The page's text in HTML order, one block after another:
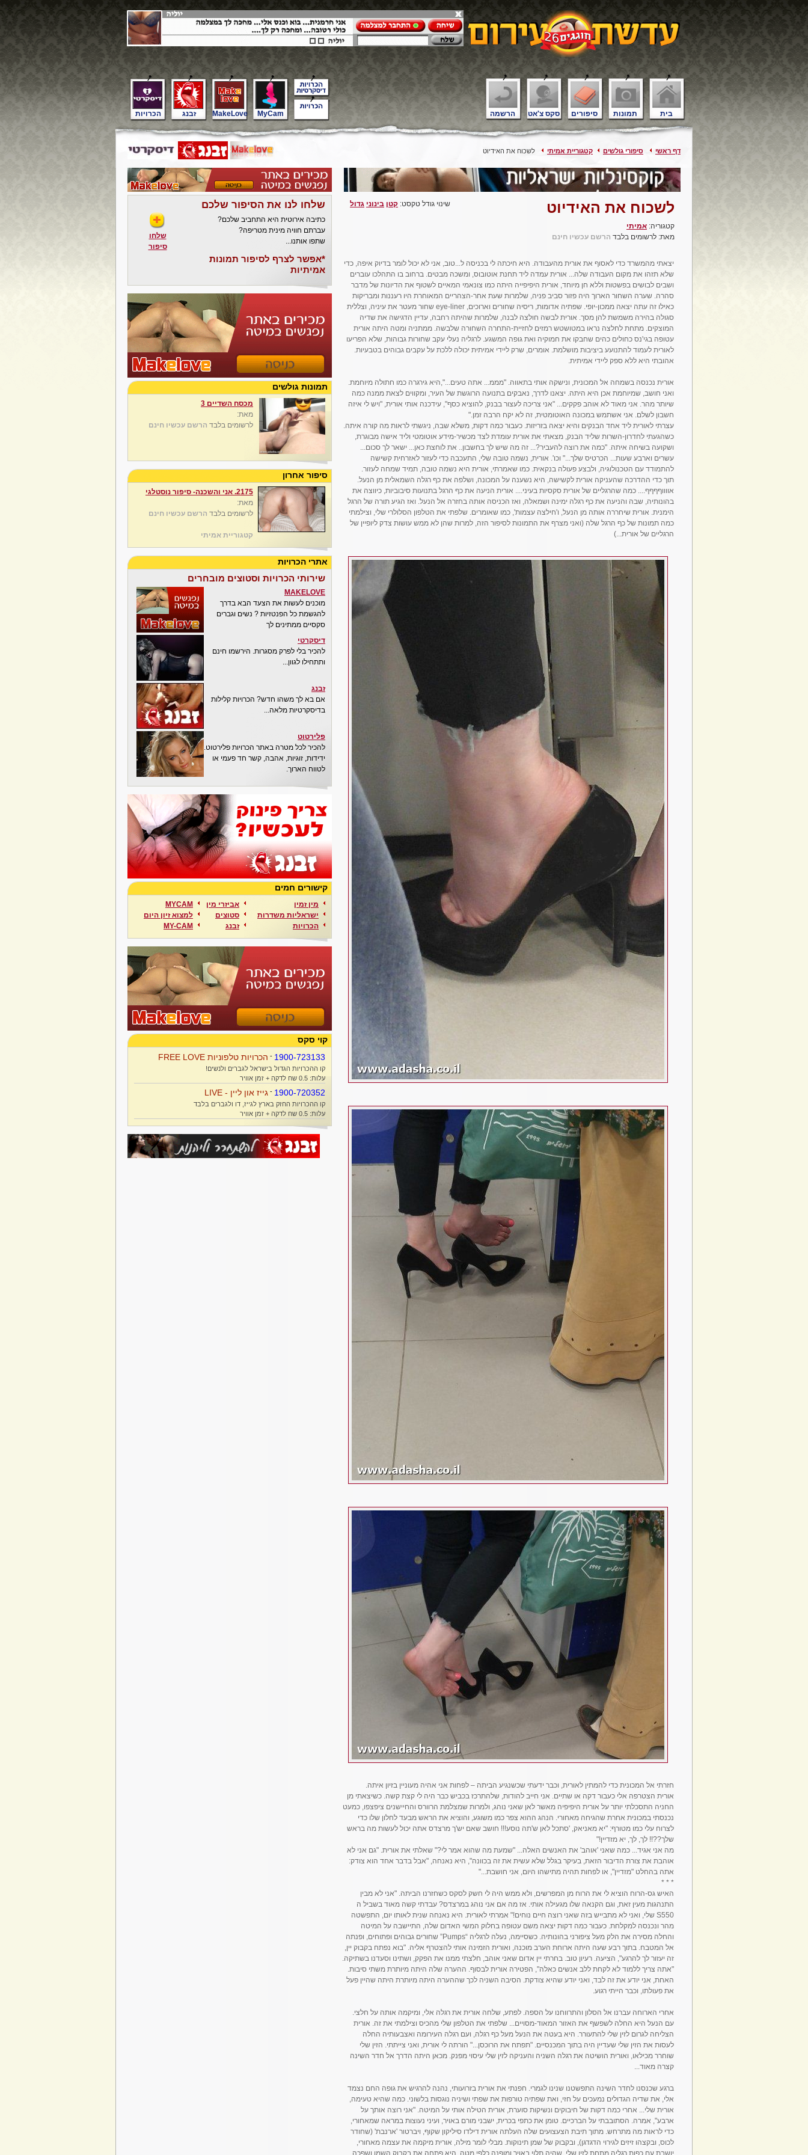
בית תמונות סיפורים סקס צ'אט הרשמה הכרויות זבנג MakeLove MyCam
דף ראשי סיפורי גולשים קטגוריית אמיתי לשכוח את האידיוט
לשכוח את האידיוט
קטגוריה: אמיתי
מאת: לרשומים בלבד הרשם עכשיו חינם
שינוי גודל טקסט: קטן בינוני גדול
יצאתי מהמשרד כדי לאסוף את אורית מהעבודה. היא חיכתה לי בכניסה ל...טוב, אני לא יכול לומר בדיוק איפה, כדי
שלא תזהו את מקום העבודה שלה... אורית עמדה ליד תחנת אוטובוס, ומשכה מבטים. ברחוב בו התהלכו עוברים
ושבים לבושים בפשטות וללא חן מיוחד, אורית היפיפייה היתה כמו צונאמי המאיים לשטוף את הדיונות של מדבר
סהרה. שערה השחור הארוך היה פזור סביב פניה, שלמרות שעת אחר-הצהריים המאוחרת היו רעננות ומבריקות
כאילו זה עתה יצאה ממכון-יופי. שפתיה אדומות, ריסיה שחורים וארוכים, eye-liner שחור מעטר את עיניה, וצללית
סגולה בהירה משמשת להן מסך. אורית לבשה חולצה לבנה, שלמרות שהיתה רחבה, עדיין הדגישה את שדיה
המוצקים. מתחת לחלצה נראו במטושטש רמזים לחזיית-התחרה השחורה שלבשה. ממתניה ומטה היתה אורית
עטופה בגי'נס כחולים כהים שחבקו את חמוקיה ואת גופה המשגע. לרגליה נעלי עקב שחורות גבוהות, שלא הפריעו
לאורית לעמוד להתנועע ביציבות מושלמת. אומרים, שרק ליידי אמיתית יכולה ללכת על עקבים גבוהים בטבעיות.
אהובתי היא ללא ספק ליידי אמיתית.
אורית נכנסה בשמחה אל המכונית, ונישקה אותי בתאווה. "מממ... אתה טעים...",היא גירגרה כמו חתולה מיוחמת.
ואני חושב, שמיוחמת אכן היא היתה. יצאנו לדרך, נאבקים בתנועה הרוגשת של העיר, ומקווים לצאת ממנה כמה
שיותר מהר. אני מאוד לא אוהב פקקים... "אני צריכה לעצור בבנק, להוציא כסף", עידכנה אותי אורית, "ויש לי איזה
חשבון לשלם. אני אשתמש במכונה האוטומטית, זה לא יקח הרבה זמן."
עצרתי לאורית ליד אחד הבנקים והיא יצאה בזריזות. כעבור כמה דקות, משלא שבה, ניגשתי לראות מה קורה איתה.
כשהגעתי לחדרון-השרות שליד הבנק, מצאתי את אורית עומדת לצד מכשיר-מידע אוטומטי וליד אישה מבוגרת,
ושקועה בשיחה איתה. "כמה את רוצה להעביר?... זה מה שיש לך בחשבון.. את לוחצת כאן... ישאר לך סכום...
עשרים וארבע שעות... הכרטיס שלך..." וכו'. אורית, נשמה טובה שלי, התעכבה כדי לעזור לאזרחית קשישה
להתמודד עם הטכנולוגיה, ולבצע פעולה בנקאית. כמו שאמרתי, אורית היא נשמה טובה, תמיד שמחה לעזור.
תוך כדי ההדרכה שהעניקה אורית לקשישה, היא נשענה על המכונה, ושלפה את כף רגלה השמאלית מן הנעל.
אווווףףףף.... כמה שהרגליים של אורית סקסיות בעיני.... אורית הניעה את כף הרגל בתנועות סיבוביות, כיווצה את
בהונותיה, שבה והניעה את כף רגלה ימינה ושמאלה, ואז הכניסה אותה בחזרה אל הנעל. ואז הגיע תורה של הרגל
הימנית. אורית שיחררה אותה מן הנעל, ו'חילצה עצמות', כמו שאומרים. שלפתי את הטלפון הסלולרי שלי, וצילמתי
כמה תמונות של כף הרגל שלה (ואני מצרף את התמונות לסיפור הזה, למרות שהן לא ממש עושות צדק ליופיין של
הרגליים של אורית...)
חזרתי אל המכונית כדי להמתין לאורית, וכבר ידעתי שכשנגיע הביתה – לפחות אני אהיה מעוניין בזיון איתה.
אורית הצטרפה אלי כעבור דקה או שתיים. אני חייב להודות, שלהתרכז בכביש כבר היה לי קצת קשה. כשיצאתי מן
החניה התסכלתי יותר על אורית היפיפיה מאשר לאן שאני נוהג, ולמרות שמצלמת הרוורס והחיישנים ציפצפו, כמעט
נכנסתי במכונית אחרת שהגיחה מאחורי. הנהג ההוא צפר כמו משוגע, והוציא את הראש מבעד לחלון שלו כדי
לצרוח עלי כמו מטורף: "יא מאניאק, 'סתכל לאן ש'תה נוסע!!! חושב שאם יש'ך מרצדס אתה יכול לעשות מה בראש
שלך??!! לך, לך, יא מזדיין!"
מה אני אגיד... כמה שאני 'אוהב' את האנשים האלה... "שמעת מה שהוא אמר לי?" שאלתי את אורית. "גם אני לא
אוהבת את צורת הדיבור הזאת, בעיקר בגלל שלא עשית את זה בכוונה", היא נאנחה, "אבל בדבר אחד הוא צודק:
אתה בהחלט "מזדיין", או לפחות תהיה מתישהו היום, אני חושבת..."
* * *
האיש גס-הרוח הוציא לי את הרוח מן המפרשים, ולא ממש היה לי חשק לסקס כשחזרנו הביתה. "אני לא מבין
התנהגות מעין זאת, וגם הקנאה שלו מגעילה אותי. אז מה אם אני נוהג במרצדס? עבדתי קשה מאוד בשביל ה
S550 שלי, ואני לא מתבייש בזה שאני רוצה חיים נוחים!" אמרתי לאורית. היא נאנחה שנית לאותו יום, התפשטה
מהר ונכנסה למקלחת. כעבור כמה דקות יצאה משם עטופה בחלוק המשי האדום שלה, התיישבה על המיטה
והחלה מסירה את הלק מעל ציפורני בהונותיה. כשסיימה, נעלה לרגליה “Pumps” שחורים גבוהים ופתוחים, ופנתה
אל המטבח. בתוך רבע שעה היתה ארוחת הערב מוכנה, ואורית הזמינה אותי להצטרף אליה. "בוא נפתח בקבוק יין,
זה יעזור לך להרגע", הציעה. רעיון טוב. בחרתי יין אדום שאני אוהב, חלצתי ממנו את הפקק, ושתינו וסעדנו בשתיקה.
"אתה צריך ללמוד לא לקחת ללב אנשים כאלה", הפטירה אורית לבסוף. ההערה שלה היתה מיותרת משתי סיבות.
האחת, אני יודע את זה לבד, ואני יודע שהיא צודקת. הסיבה השניה לכך שההערה היתה מיותרת היתה שהיין פעל
את פעולתו, וכבר הייתי רגוע.
אחרי הארוחה עברנו אל הסלון והתרווחנו על הספה. לפתע, שלחה אורית את רגלה אלי, ומיקמה אותה על חלצי.
עם הנעל היא החלה לשפשף את האזור המאוד-מסויים... שלפתי את הטלפון שלי מהכיס וצילמתי את זה. אורית
הצליחה לגרום לזין שלי להתעורר. היא בעטה את הנעל מעל כף רגלה, ועם רגלה העירומה ואצבעותיה החלה
לעסות את הזין שלי שעדיין היה בתוך המכנסיים. "תפתח את הרוכסן..." הורתה לי אורית, ואני צייתתי. הזין שלי
שוחרר מכילאו, ואורית הושיטה את רגלה השניה והעניקה לזין שלי עיסוי מפנק. מכאן היתה הדרך אל חדר השינה
קצרה מאוד...
ברגע שכנסנו לחדר השינה התפשטנו שנינו לגמרי. חפנתי את אורית בזרועותי, נהנה להרגיש את גופה החם נצמד
אלי, את שדיה הגדולים נמעכים על חזי, ואת שפתיה טורפות את שפתי ושיניה נוגסות בלשוני. כמה שהיא טעימה,
אורית שלי... אחרי כמה דקות של חיבוקים ונשיקות סוערת, אורית הטילה אותי על המיטה. "אני רוצה אותך על
ארבע", אמרה. הסתובבתי על הברכיים. טומן את כתפי בכרית, ישבני מורם באויר, ועיני נעוצות במראה שמאחורי,
כדי לראות מה מתרחש. מתוך תיבת הצעצועים שלה העלתה אורית דילדו סיליקון שקוף, ויברטור 'ארנבת' (שחודר
לכוס, ובקצהו זיזים לגירוי הדגדגן), ובקבוק של שמן תינוקות. מבלי לומר מילה, אורית מיקמה את עצמה מאחורי,
יושבת עם כפות רגליה מתחת לזין שלי, שהיה תלוי באויר ומופנה כלפי מטה. היא פתחה את בקבוק השמן ושפכה
שלחו לנו את הסיפור שלכם
כתיבה אירוטית היא התחביב שלכם?
עברתם חוויה מינית מטריפה?
שתפו אותנו...
*אפשר לצרף לסיפור תמונות
אמיתיות
שלחו
סיפור
תמונות גולשים
מכסח השדיים 3
מאת:
לרשומים בלבד הרשם עכשיו חינם
סיפור אחרון
2175. אני והשכנה- סיפור נוסטלגי
מאת:
לרשומים בלבד הרשם עכשיו חינם
קטגוריית אמיתי
אתרי הכרויות
שירותי הכרויות וסטוצים מובחרים
MAKELOVE
מוכנים לעשות את הצעד הבא בדרך
להגשמת כל הפנטזיות ? נשים וגברים
סקסיים ממתינים לך
דיסקרטי
להכיר בלי לפרק מסגרות. הירשמו חינם
ותתחילו לגוון...
זבנג
אם בא לך משהו חדש? הכרויות קלילות
בדיסקרטיות מלאה...
פלירטוט
להכיר לכל מטרה באתר הכרויות פלירטוט.
ידידות, זוגיות, אהבה, קשר חד פעמי או
לטווח הארוך.
קישורים חמים
מין זמין
ישראליות משדרות
הכרויות
אביזרי מין
סטוצים
זבנג
MYCAM
למצוא זיון היום
MY-CAM
קוי סקס
1900-723133
- הכרויות טלפוניות FREE LOVE
קו ההכרויות הגדול בישראל לגברים ולנשים!
עלות: 0.5 שח לדקה + זמן אוויר
1900-720352
- גייז און ליין - LIVE
קו ההכרויות החזק בארץ לגייז, דו ולגברים בלבד
עלות: 0.5 שח לדקה + זמן אוויר